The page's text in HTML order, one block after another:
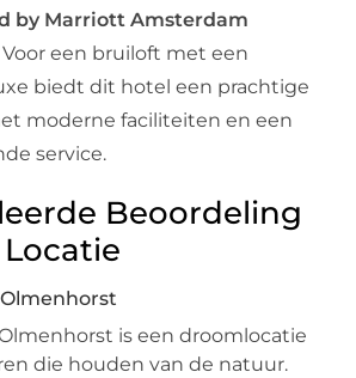
by Marriott Amsterdam
een bruiloft met een
biedt dit hotel een prachtige
moderne faciliteiten en een
service.
Beoordeling
is een droomlocatie
die houden van de natuur.